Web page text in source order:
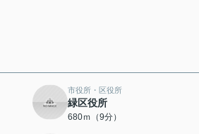
市役所・区役所
緑区役所
680ｍ（9分）